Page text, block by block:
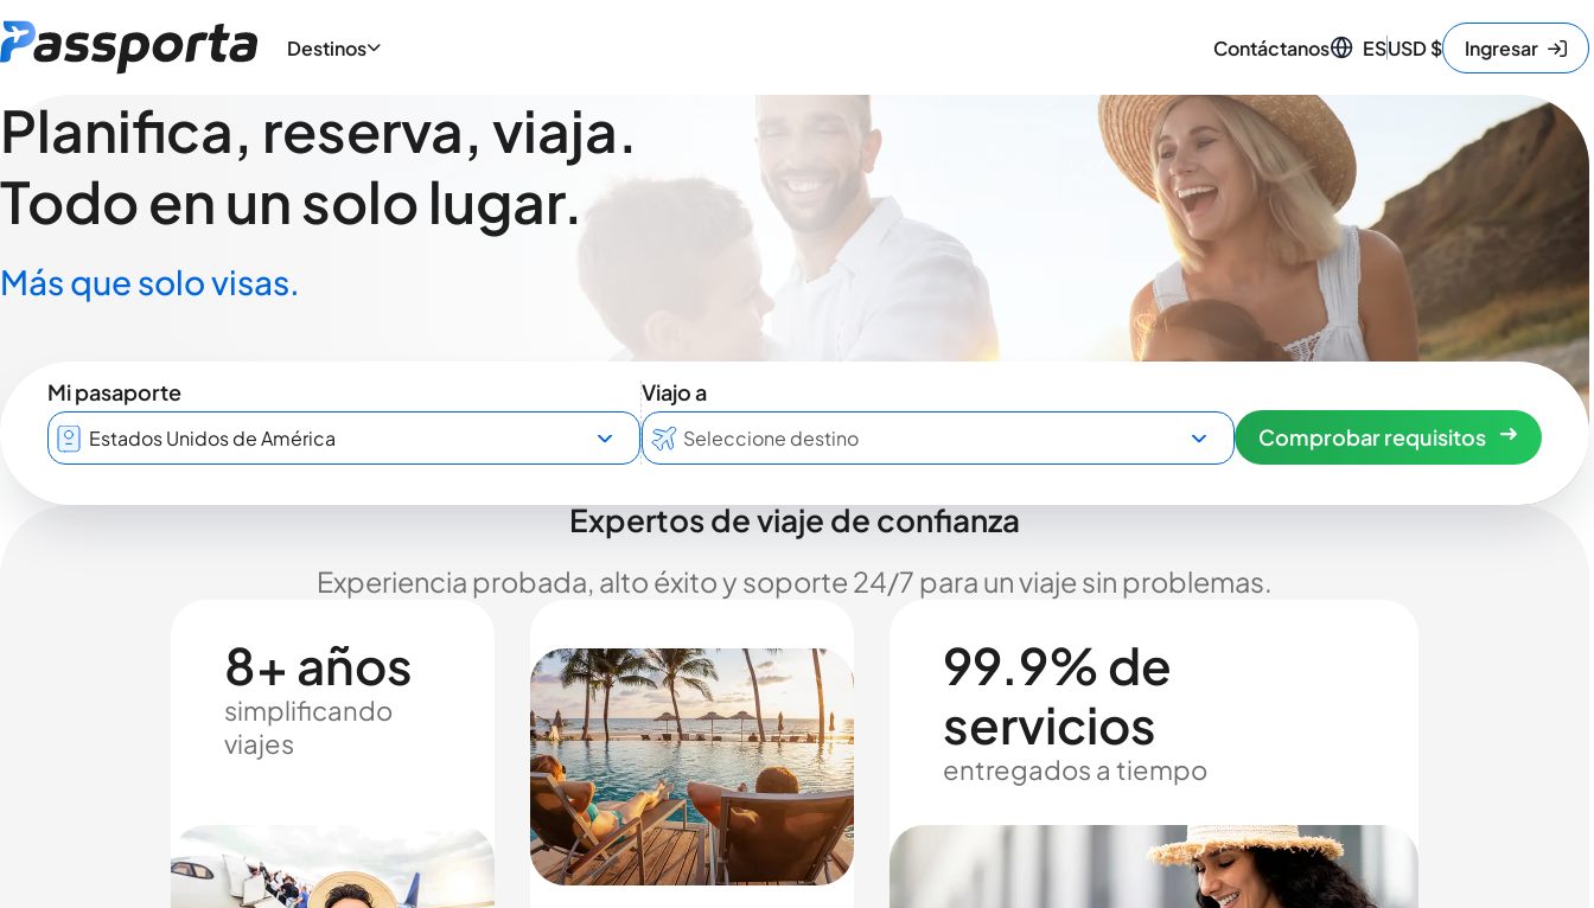
Destinos Contáctanos ESUSD$ Ingresar
Planifica, reserva, viaja.
Todo en un solo lugar.
Más que solo visas.
Mi pasaporte
Viajo a
Comprobar requisitos
Expertos de viaje de confianza
Experiencia probada, alto éxito y soporte 24/7 para un viaje sin problemas.
8+ años
simplificando
viajes
99.9% de
servicios
entregados a tiempo